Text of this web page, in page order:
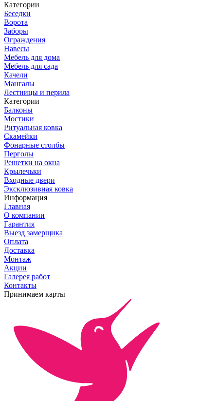
Категории
Беседки
Ворота
Заборы
Ограждения
Навесы
Мебель для дома
Мебель для сада
Качели
Мангалы
Лестницы и перила
Категории
Балконы
Мостики
Ритуальная ковка
Скамейки
Фонарные столбы
Перголы
Решетки на окна
Крылечьки
Входные двери
Эксклюзивная ковка
Информация
Главная
О компании
Гарантия
Выезд замерщика
Оплата
Доставка
Монтаж
Акции
Галерея работ
Контакты
Принимаем карты